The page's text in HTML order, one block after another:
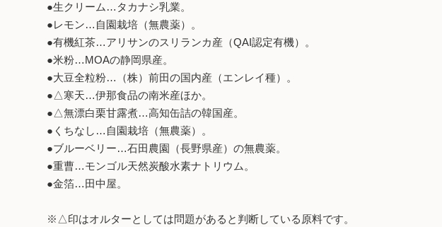
●生クリーム…タカナシ乳業。
●レモン…自園栽培（無農薬）。
●有機紅茶…アリサンのスリランカ産（QAI認定有機）。
●米粉…MOAの静岡県産。
●大豆全粒粉…（株）前田の国内産（エンレイ種）。
●△寒天…伊那食品の南米産ほか。
●△無漂白栗甘露煮…高知缶詰の韓国産。
●くちなし…自園栽培（無農薬）。
●ブルーベリー…石田農園（長野県産）の無農薬。
●重曹…モンゴル天然炭酸水素ナトリウム。
●金箔…田中屋。
※△印はオルターとしては問題があると判断している原料です。